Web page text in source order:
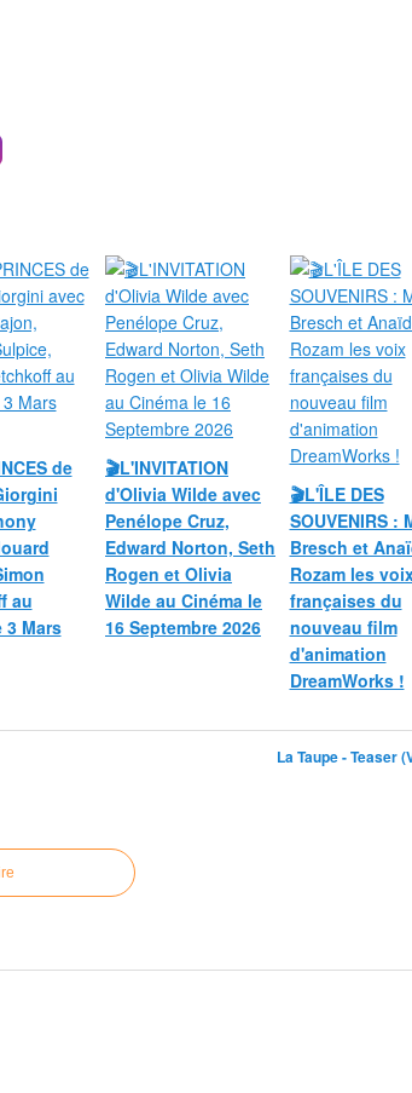
de
au
3 Mars
🎬L'INVITATION
d'Olivia Wilde avec
Penélope Cruz,
Edward Norton, Seth
Rogen et Olivia
Wilde au Cinéma le
16 Septembre 2026
🎬L'ÎLE DES
SOUVENIRS :
Bresch et
Rozam les
françaises du
nouveau film
d'animation
DreamWorks !
La Taupe - Teaser